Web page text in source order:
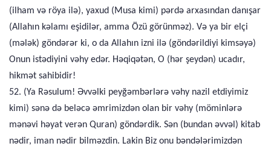
(ilham və röya ilə), yaxud (Musa kimi) pərdə arxasından danışar
(Allahın kəlamı eşidilər, amma Özü görünməz). Və ya bir elçi
(mələk) göndərər ki, o da Allahın izni ilə (göndərildiyi kimsəyə)
Onun istədiyini vəhy edər. Həqiqətən, O (hər şeydən) ucadır,
hikmət sahibidir!
52. (Ya Rəsulum! Əvvəlki peyğəmbərlərə vəhy nazil etdiyimiz
kimi) sənə də beləcə əmrimizdən olan bir vəhy (möminlərə
mənəvi həyat verən Quran) göndərdik. Sən (bundan əvvəl) kitab
nədir, iman nədir bilməzdin. Lakin Biz onu bəndələrimizdən